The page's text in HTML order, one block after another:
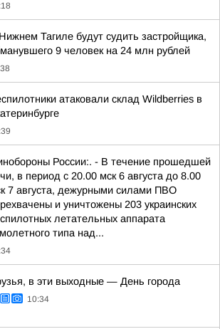
Тагиле будут судить застройщика,
9 человек на 24 млн рублей
атаковали склад Wildberries в
России:. - В течение прошедшей
в период с 20.00 мск 6 августа до 8.00
7 августа, дежурными силами ПВО
и уничтожены 203 украинских
летательных аппарата
типа над...
в эти выходные — День города
10:34